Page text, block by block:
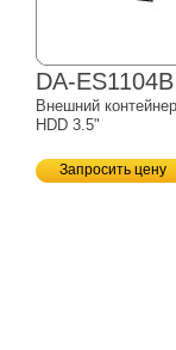
DA-ES1104B
Внешний
HDD 3.5"
Запросить цену